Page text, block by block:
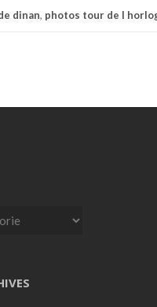
dinan, photos tour de l